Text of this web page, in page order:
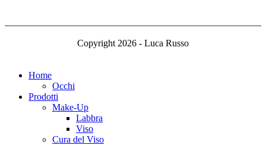
Copyright 2026 - Luca Russo
Home
Occhi
Prodotti
Make-Up
Labbra
Viso
Cura del Viso